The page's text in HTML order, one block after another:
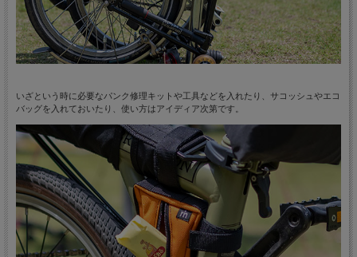
いざという時に必要なパンク修理キットや工具などを入れたり、サコッシュやエコ
バッグを入れておいたり、使い方はアイディア次第です。